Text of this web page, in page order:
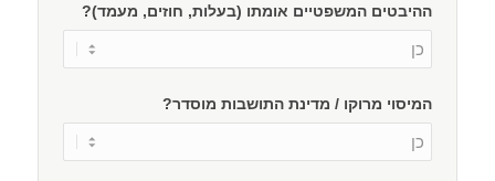
ההיבטים המשפטיים אומתו (בעלות, חוזים, מעמד)?
המיסוי מרוקו / מדינת התושבות מוסדר?